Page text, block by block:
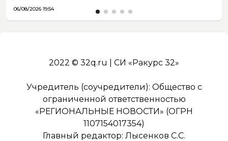
06/08/2026 19:54
2022 © 32q.ru | СИ «Ракурс 32»
Учредитель (соучредители): Общество с
ограниченной ответственностью
«РЕГИОНАЛЬНЫЕ НОВОСТИ» (ОГРН
1107154017354)
Главный редактор: Лысенков С.С.